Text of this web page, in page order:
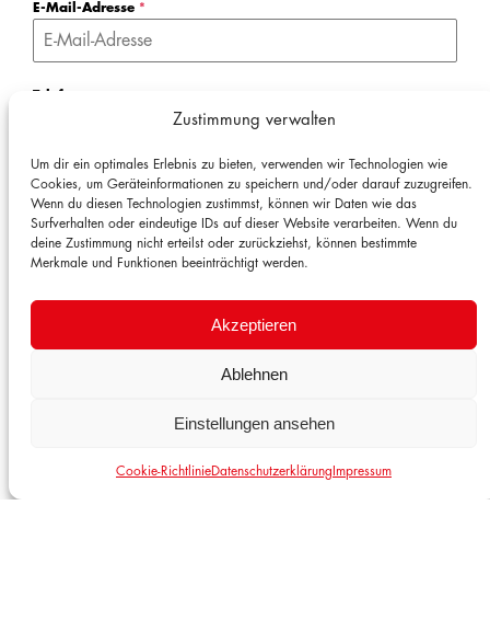
Zustimmung verwalten
Um dir ein optimales Erlebnis zu bieten, verwenden wir Technologien wie
Cookies, um Geräteinformationen zu speichern und/oder darauf zuzugreifen.
Wenn du diesen Technologien zustimmst, können wir Daten wie das
Surfverhalten oder eindeutige IDs auf dieser Website verarbeiten. Wenn du
deine Zustimmung nicht erteilst oder zurückziehst, können bestimmte
Merkmale und Funktionen beeinträchtigt werden.
Akzeptieren
Ablehnen
Einstellungen ansehen
Cookie-RichtlinieDatenschutzerklärung Impressum
E-Mail-Adresse *
Betreff *